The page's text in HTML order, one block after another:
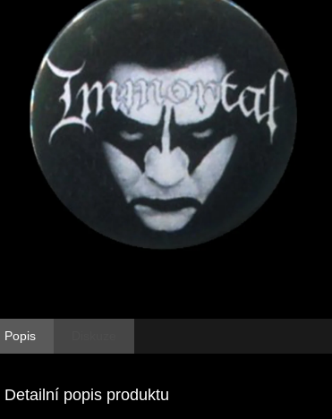
Popis
Detailní popis produktu